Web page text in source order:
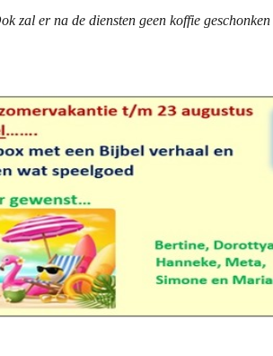
zal er na de diensten geen koffie